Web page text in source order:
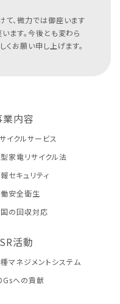
、微力では御座います
ます。今後とも変わら
お願い申し上げます。
業内容
イクルサービス
家電リサイクル法
セキュリティ
安全衛生
の回収対応
活動
マネジメントシステム
への貢献